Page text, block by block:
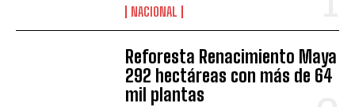
NACIONAL
Reforesta Renacimiento Maya
292 hectáreas con más de 64
mil plantas